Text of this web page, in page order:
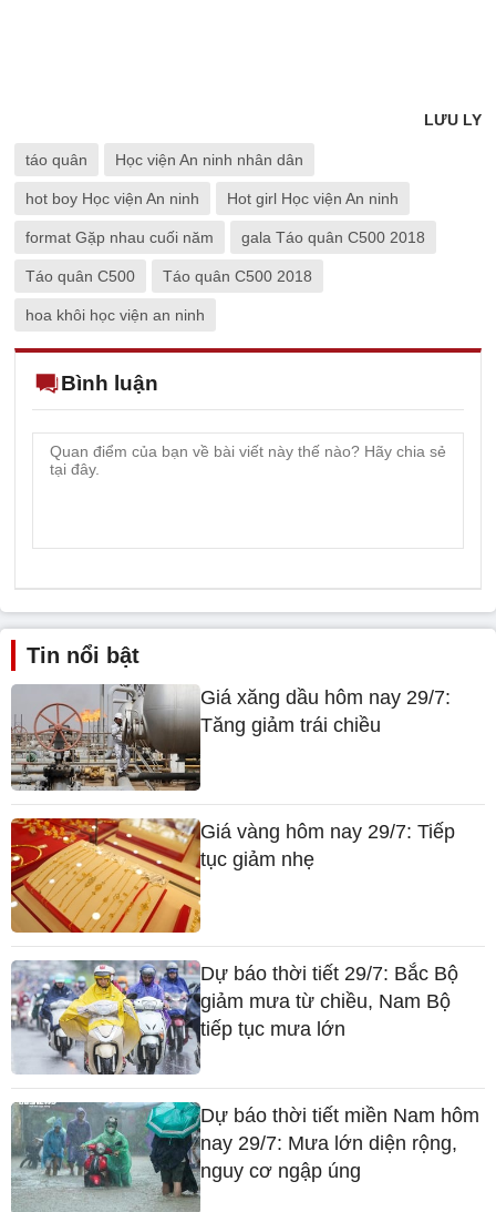
LƯU LY
táo quân Học viện An ninh nhân dân
hot boy Học viện An ninh Hot girl Học viện An ninh
format Gặp nhau cuối năm gala Táo quân C500 2018
Táo quân C500 Táo quân C500 2018
hoa khôi học viện an ninh
Bình luận
Tin nổi bật
Giá xăng dầu hôm nay 29/7:
Tăng giảm trái chiều
Giá vàng hôm nay 29/7: Tiếp
tục giảm nhẹ
Dự báo thời tiết 29/7: Bắc Bộ
giảm mưa từ chiều, Nam Bộ
tiếp tục mưa lớn
Dự báo thời tiết miền Nam hôm
nay 29/7: Mưa lớn diện rộng,
nguy cơ ngập úng